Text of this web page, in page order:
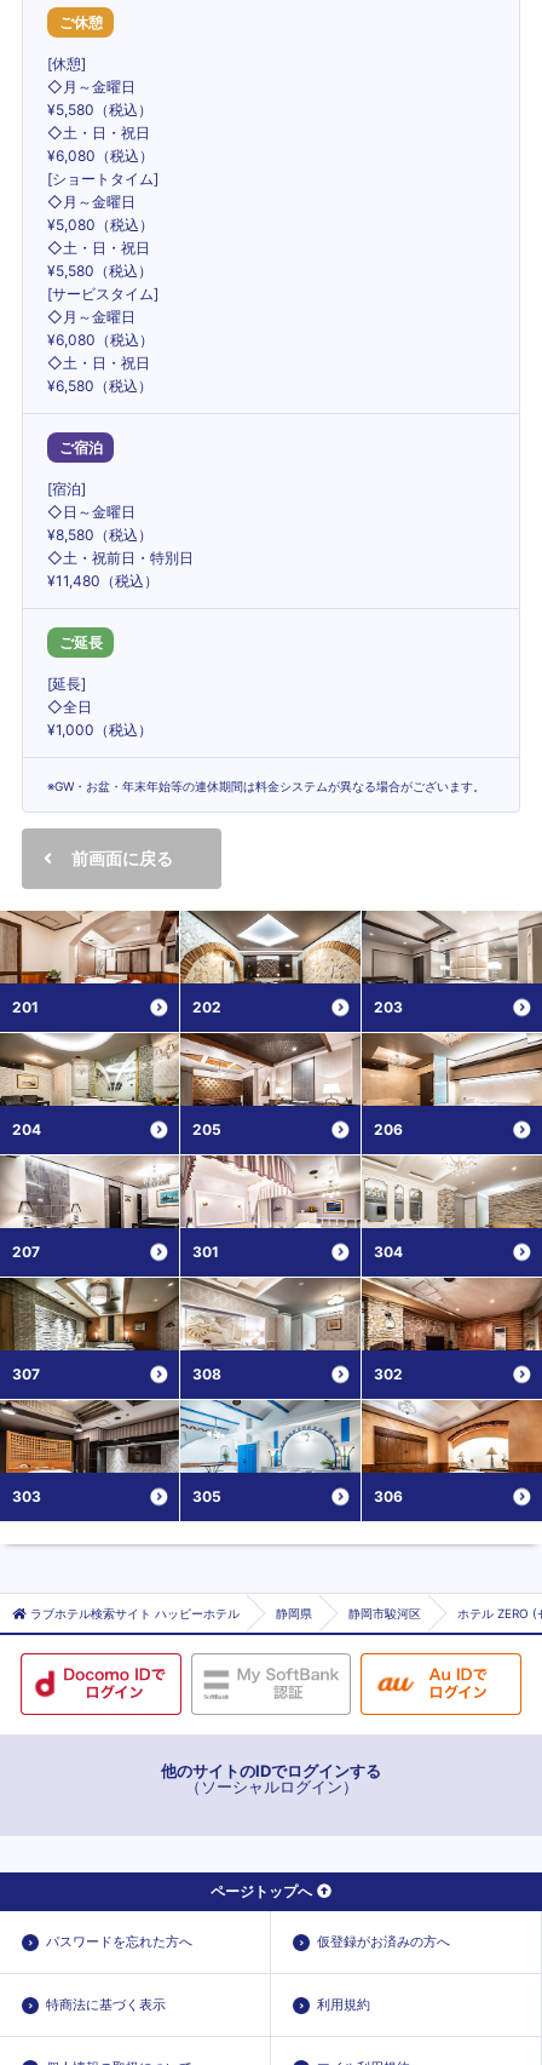
ご休憩
[休憩]
◇月～金曜日
¥5,580（税込）
◇土・日・祝日
¥6,080（税込）
[ショートタイム]
◇月～金曜日
¥5,080（税込）
◇土・日・祝日
¥5,580（税込）
[サービスタイム]
◇月～金曜日
¥6,080（税込）
◇土・日・祝日
¥6,580（税込）
ご宿泊
[宿泊]
◇日～金曜日
¥8,580（税込）
◇土・祝前日・特別日
¥11,480（税込）
ご延長
[延長]
◇全日
¥1,000（税込）
※GW・お盆・年末年始等の連休期間は料金システムが異なる場合がございます。
前画面に戻る
201 202 203
204 205 206
207 301 304
307 308 302
303 305 306
ラブホテル検索サイト ハッピーホテル 静岡県 静岡市駿河区 ホテル ZERO (
他のサイトのIDでログインする
（ソーシャルログイン）
ページトップへ
パスワードを忘れた方へ 仮登録がお済みの方へ
特商法に基づく表示 利用規約